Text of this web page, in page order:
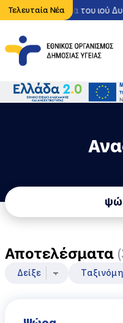
Τελευταία Νέα
κυκλοφορία του ιού
Φόρμα Αναζήτησης
Αποτελέσματα
Δείξε